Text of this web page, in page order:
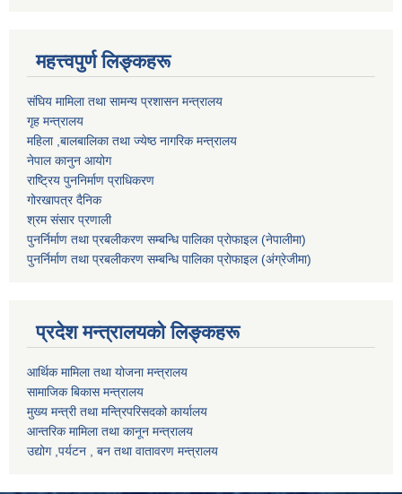
महत्त्वपुर्ण लिङ्कहरू
संघिय मामिला तथा सामन्य प्रशासन मन्त्रालय
गृह मन्त्रालय
महिला ,बालबालिका तथा ज्येष्ठ नागरिक मन्त्रालय
नेपाल कानुन आयोग
राष्ट्रिय पुननिर्माण प्राधिकरण
गोरखापत्र दैनिक
श्रम संसार प्रणाली
पुनर्निर्माण तथा प्रबलीकरण सम्बन्धि पालिका प्राेफाइल (नेपालीमा)
पुनर्निर्माण तथा प्रबलीकरण सम्बन्धि पालिका प्राेफाइल(अंग्रेजीमा)
प्रदेश मन्त्रालयको लिङ्कहरू
आर्थिक मामिला तथा योजना मन्त्रालय
सामाजिक बिकास मन्त्रालय
मुख्य मन्त्री तथा मन्त्रिपरिसदको कार्यालय
आन्तरिक मामिला तथा कानून मन्त्रालय
उद्योग ,पर्यटन , बन तथा वातावरण मन्त्रालय